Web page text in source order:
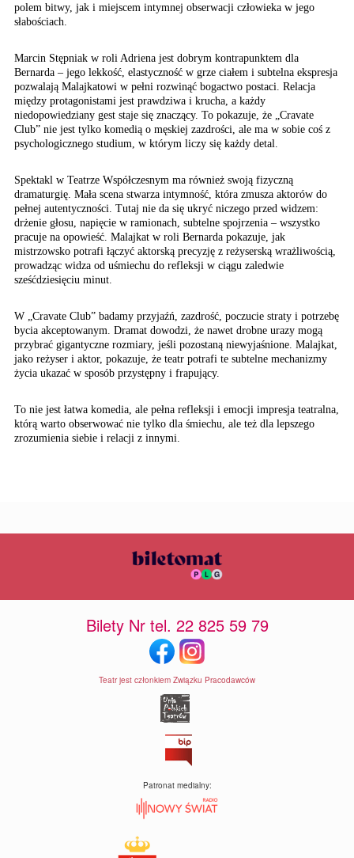
polem bitwy, jak i miejscem intymnej obserwacji człowieka w jego
słabościach.
Marcin Stępniak w roli Adriena jest dobrym kontrapunktem dla
Bernarda – jego lekkość, elastyczność w grze ciałem i subtelna ekspresja
pozwalają Malajkatowi w pełni rozwinąć bogactwo postaci. Relacja
między protagonistami jest prawdziwa i krucha, a każdy
niedopowiedziany gest staje się znaczący. To pokazuje, że „Cravate
Club” nie jest tylko komedią o męskiej zazdrości, ale ma w sobie coś z
psychologicznego studium, w którym liczy się każdy detal.
Spektakl w Teatrze Współczesnym ma również swoją fizyczną
dramaturgię. Mała scena stwarza intymność, która zmusza aktorów do
pełnej autentyczności. Tutaj nie da się ukryć niczego przed widzem:
drżenie głosu, napięcie w ramionach, subtelne spojrzenia – wszystko
pracuje na opowieść. Malajkat w roli Bernarda pokazuje, jak
mistrzowsko potrafi łączyć aktorską precyzję z reżyserską wrażliwością,
prowadząc widza od uśmiechu do refleksji w ciągu zaledwie
sześćdziesięciu minut.
W „Cravate Club” badamy przyjaźń, zazdrość, poczucie straty i potrzebę
bycia akceptowanym. Dramat dowodzi, że nawet drobne urazy mogą
przybrać gigantyczne rozmiary, jeśli pozostaną niewyjaśnione. Malajkat,
jako reżyser i aktor, pokazuje, że teatr potrafi te subtelne mechanizmy
życia ukazać w sposób przystępny i frapujący.
To nie jest łatwa komedia, ale pełna refleksji i emocji impresja teatralna,
którą warto obserwować nie tylko dla śmiechu, ale też dla lepszego
zrozumienia siebie i relacji z innymi.
Bilety Nr tel. 22 825 59 79
Teatr jest członkiem Związku Pracodawców
Patronat medialny: